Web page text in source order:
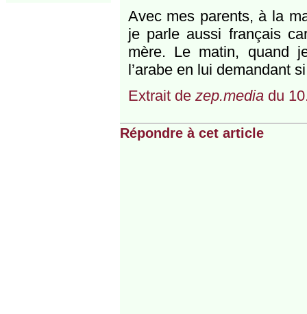
Avec mes parents, à la
je parle aussi français
mère. Le matin, quand
l’arabe en lui demandant
Extrait de zep.mediadu
Répondre à cet article